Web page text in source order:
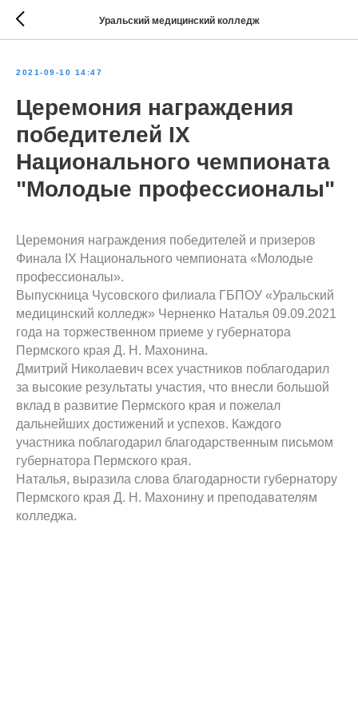
Уральский медицинский колледж
2021-09-10 14:47
Церемония награждения
победителей IX
Национального чемпионата
"Молодые профессионалы"
Церемония награждения победителей и призеров
Финала IX Национального чемпионата «Молодые
профессионалы».
Выпускница Чусовского филиала ГБПОУ «Уральский
медицинский колледж» Черненко Наталья 09.09.2021
года на торжественном приеме у губернатора
Пермского края Д. Н. Махонина.
Дмитрий Николаевич всех участников поблагодарил
за высокие результаты участия, что внесли большой
вклад в развитие Пермского края и пожелал
дальнейших достижений и успехов. Каждого
участника поблагодарил благодарственным письмом
губернатора Пермского края.
Наталья, выразила слова благодарности губернатору
Пермского края Д. Н. Махонину и преподавателям
колледжа.